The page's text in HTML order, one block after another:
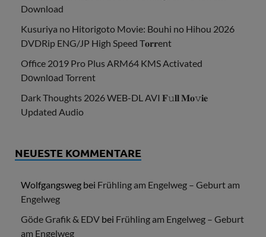
Download
Kusuriya no Hitorigoto Movie: Bouhi no Hihou 2026
DVDRip ENG/JP High Speed T𝐨𝐫𝐫ent
Office 2019 Pro Plus ARM64 KMS Activated
Dоwnlоad Torrent
Dark Thoughts 2026 WEB-DL AVI 𝐅𝚞𝐥𝐥 𝐌𝐨𝚟𝐢𝐞
Updated Audio
NEUESTE KOMMENTARE
Wolfgangsweg bei Frühling am Engelweg – Geburt am
Engelweg
Göde Grafik & EDV bei Frühling am Engelweg – Geburt
am Engelweg